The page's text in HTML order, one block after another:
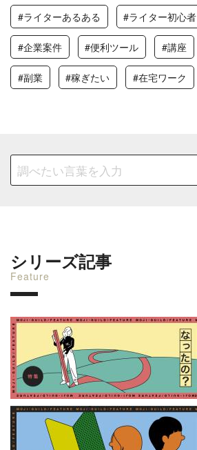
#ライターあるある #ライター初心者
#企業案件 #便利ツール #講座
#副業 #稼ぎたい #在宅ワーク
シリーズ記事
Feature